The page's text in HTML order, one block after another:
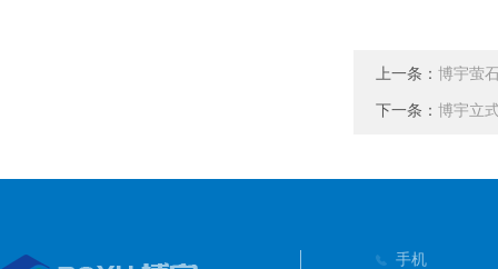
上一条： 博宇萤
下一条： 博宇立
手机